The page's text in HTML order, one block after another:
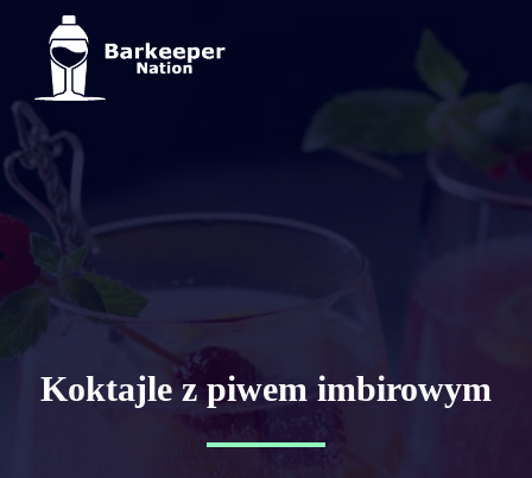
Koktajle z piwem imbirowym